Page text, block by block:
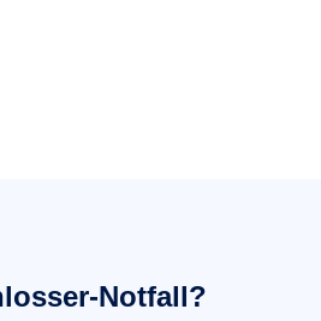
Notfall?